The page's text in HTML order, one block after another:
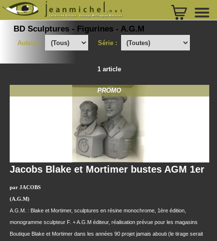
BD Sculptures - Figurines - A.G.M
Auteur : Série :
1 article
PROMO
Jacobs Blake et Mortimer bustes AGM 1er
par JACOBS
(A.G.M)
A.G.M. : Blake et Mortimer, sculptures en résine monochrome, 1ère édition,
monogramme sculpteur F. + A.G.M éditeur, réalisation prévue pour les magasins
Boutique Blake et Mortimer dans les années 90 projet jamais abouti (le tirage serait